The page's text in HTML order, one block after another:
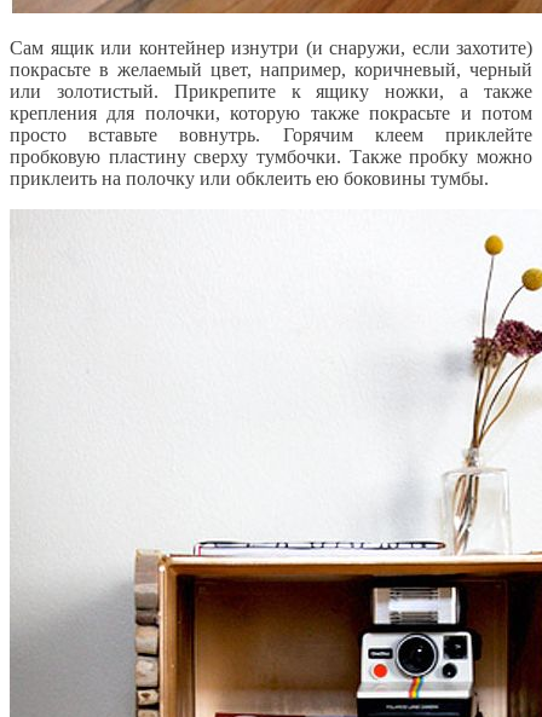
Сам ящик или контейнер изнутри (и снаружи, если захотите)
покрасьте в желаемый цвет, например, коричневый, черный
или золотистый. Прикрепите к ящику ножки, а также
крепления для полочки, которую также покрасьте и потом
просто вставьте вовнутрь. Горячим клеем приклейте
пробковую пластину сверху тумбочки. Также пробку можно
приклеить на полочку или обклеить ею боковины тумбы.